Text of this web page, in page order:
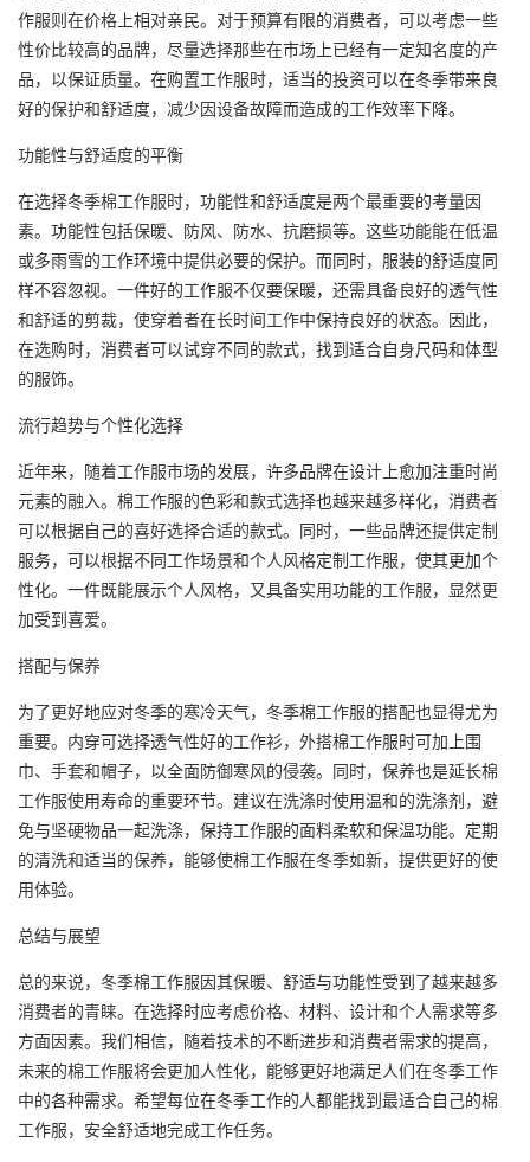
作服则在价格上相对亲民。对于预算有限的消费者，可以考虑一些
性价比较高的品牌，尽量选择那些在市场上已经有一定知名度的产
品，以保证质量。在购置工作服时，适当的投资可以在冬季带来良
好的保护和舒适度，减少因设备故障而造成的工作效率下降。
功能性与舒适度的平衡
在选择冬季棉工作服时，功能性和舒适度是两个最重要的考量因
素。功能性包括保暖、防风、防水、抗磨损等。这些功能能在低温
或多雨雪的工作环境中提供必要的保护。而同时，服装的舒适度同
样不容忽视。一件好的工作服不仅要保暖，还需具备良好的透气性
和舒适的剪裁，使穿着者在长时间工作中保持良好的状态。因此，
在选购时，消费者可以试穿不同的款式，找到适合自身尺码和体型
的服饰。
流行趋势与个性化选择
近年来，随着工作服市场的发展，许多品牌在设计上愈加注重时尚
元素的融入。棉工作服的色彩和款式选择也越来越多样化，消费者
可以根据自己的喜好选择合适的款式。同时，一些品牌还提供定制
服务，可以根据不同工作场景和个人风格定制工作服，使其更加个
性化。一件既能展示个人风格，又具备实用功能的工作服，显然更
加受到喜爱。
搭配与保养
为了更好地应对冬季的寒冷天气，冬季棉工作服的搭配也显得尤为
重要。内穿可选择透气性好的工作衫，外搭棉工作服时可加上围
巾、手套和帽子，以全面防御寒风的侵袭。同时，保养也是延长棉
工作服使用寿命的重要环节。建议在洗涤时使用温和的洗涤剂，避
免与坚硬物品一起洗涤，保持工作服的面料柔软和保温功能。定期
的清洗和适当的保养，能够使棉工作服在冬季如新，提供更好的使
用体验。
总结与展望
总的来说，冬季棉工作服因其保暖、舒适与功能性受到了越来越多
消费者的青睐。在选择时应考虑价格、材料、设计和个人需求等多
方面因素。我们相信，随着技术的不断进步和消费者需求的提高，
未来的棉工作服将会更加人性化，能够更好地满足人们在冬季工作
中的各种需求。希望每位在冬季工作的人都能找到最适合自己的棉
工作服，安全舒适地完成工作任务。